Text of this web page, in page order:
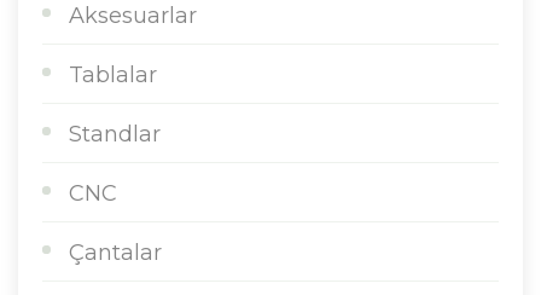
Aksesuarlar
Tablalar
Standlar
CNC
Çantalar